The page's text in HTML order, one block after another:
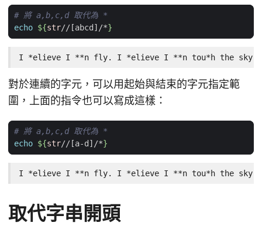
# 將 a,b,c,d 取代為 *
echo ${str//[abcd]/*}
I *elieve I **n fly. I *elieve I **n tou*h the sky.
對於連續的字元，可以用起始與結束的字元指定範
圍，上面的指令也可以寫成這樣：
# 將 a,b,c,d 取代為 *
echo ${str//[a-d]/*}
I *elieve I **n fly. I *elieve I **n tou*h the sky.
取代字串開頭